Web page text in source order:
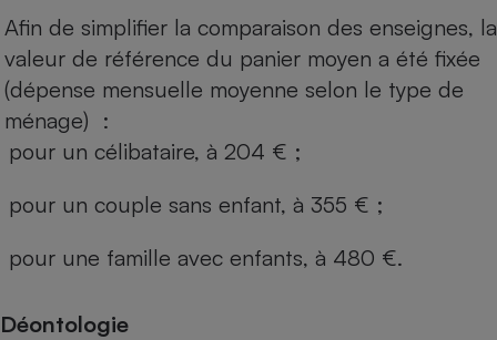
Afin de simplifier la comparaison des enseignes, la
valeur de référence du panier moyen a été fixée
(dépense mensuelle moyenne selon le type de
ménage) :
pour un célibataire, à 204 € ;
pour un couple sans enfant, à 355 € ;
pour une famille avec enfants, à 480 €.
Déontologie